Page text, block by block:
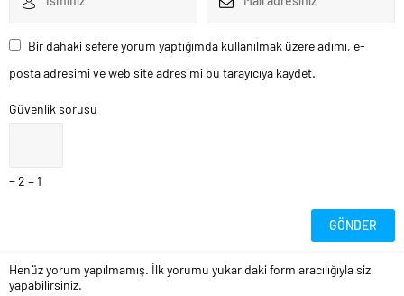
Bir dahaki sefere yorum yaptığımda kullanılmak üzere adımı, e-
posta adresimi ve web site adresimi bu tarayıcıya kaydet.
Güvenlik sorusu
− 2 = 1
Henüz yorum yapılmamış. İlk yorumu yukarıdaki form aracılığıyla siz
yapabilirsiniz.